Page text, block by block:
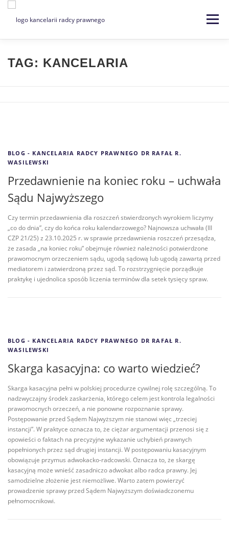
Menu
Strona główna Kancelaria
TAG: KANCELARIA
BLOG - KANCELARIA RADCY PRAWNEGO DR RAFAŁ R.
WASILEWSKI
Przedawnienie na koniec roku – uchwała
Sądu Najwyższego
Czy termin przedawnienia dla roszczeń stwierdzonych wyrokiem liczymy
„co do dnia”, czy do końca roku kalendarzowego? Najnowsza uchwała (III
CZP 21/25) z 23.10.2025 r. w sprawie przedawnienia roszczeń przesądza,
że zasada „na koniec roku” obejmuje również należności potwierdzone
prawomocnym orzeczeniem sądu, ugodą sądową lub ugodą zawartą przed
mediatorem i zatwierdzoną przez sąd. To rozstrzygnięcie porządkuje
praktykę i ujednolica sposób liczenia terminów dla setek tysięcy spraw.
BLOG - KANCELARIA RADCY PRAWNEGO DR RAFAŁ R.
WASILEWSKI
Skarga kasacyjna: co warto wiedzieć?
Skarga kasacyjna pełni w polskiej procedurze cywilnej rolę szczególną. To
nadzwyczajny środek zaskarżenia, którego celem jest kontrola legalności
prawomocnych orzeczeń, a nie ponowne rozpoznanie sprawy.
Postępowanie przed Sądem Najwyższym nie stanowi więc „trzeciej
instancji”. W praktyce oznacza to, że ciężar argumentacji przenosi się z
opowieści o faktach na precyzyjne wykazanie uchybień prawnych
popełnionych przez sąd drugiej instancji. W postępowaniu kasacyjnym
obowiązuje przymus adwokacko-radcowski. Oznacza to, że skargę
kasacyjną może wnieść zasadniczo adwokat albo radca prawny. Jej
samodzielne złożenie jest niemożliwe. Warto zatem powierzyć
prowadzenie sprawy przed Sądem Najwyższym doświadczonemu
pełnomocnikowi.